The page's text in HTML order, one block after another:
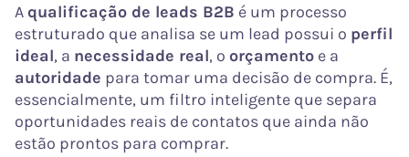
Aqualificação de leads B2B é um processo
estruturado que analisa se um lead possui o perfil
ideal, a necessidade real, o orçamento e a
autoridade para tomar uma decisão de compra. É,
essencialmente, um filtro inteligente que separa
oportunidades reais de contatos que ainda não
estão prontos para comprar.